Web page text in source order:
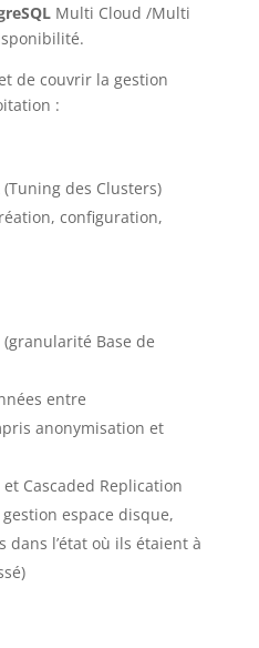
Multi Cloud /Multi
de couvrir la gestion
:
des Clusters)
configuration,
Base de
entre
anonymisation et
Cascaded Replication
espace disque,
l’état où ils étaient à